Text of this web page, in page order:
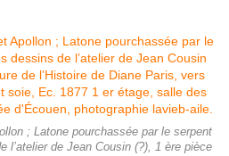
; Latone pourchassée par le serpent
l’atelier de Jean Cousin (?), 1 ère pièce